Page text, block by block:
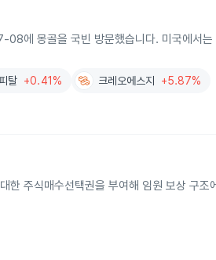
에 몽골을 국빈 방문했습니다. 미국에서는
탈 +0.41% 크레오에스지 +5.87%
주식매수선택권을 부여해 임원 보상 구조